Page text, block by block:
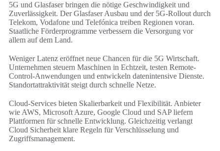
5G und Glasfaser bringen die nötige Geschwindigkeit und
Zuverlässigkeit. Der Glasfaser Ausbau und der 5G-Rollout durch
Telekom, Vodafone und Telefónica treiben Regionen voran.
Staatliche Förderprogramme verbessern die Versorgung vor
allem auf dem Land.
Weniger Latenz eröffnet neue Chancen für die 5G Wirtschaft.
Unternehmen steuern Maschinen in Echtzeit, testen Remote-
Control-Anwendungen und entwickeln datenintensive Dienste.
Standortattraktivität steigt durch schnelle Netze.
Cloud-Services bieten Skalierbarkeit und Flexibilität. Anbieter
wie AWS, Microsoft Azure, Google Cloud und SAP liefern
Plattformen für schnelle Entwicklung. Gleichzeitig verlangt
Cloud Sicherheit klare Regeln für Verschlüsselung und
Zugriffsmanagement.